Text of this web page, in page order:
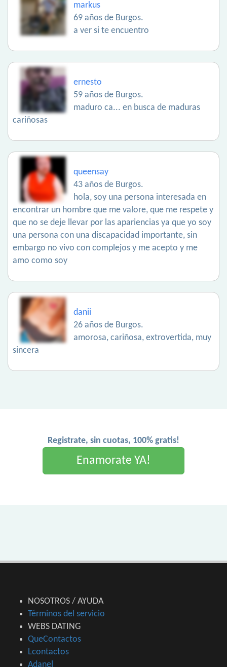
markus
69 años de Burgos.
a ver si te encuentro
ernesto
59 años de Burgos.
maduro ca... en busca de maduras
cariñosas
queensay
43 años de Burgos.
hola, soy una persona interesada en
encontrar un hombre que me valore, que me respete y
que no se deje llevar por las apariencias ya que yo soy
una persona con una discapacidad importante, sin
embargo no vivo con complejos y me acepto y me
amo como soy
danii
26 años de Burgos.
amorosa, cariñosa, extrovertida, muy
sincera
Registrate, sin cuotas, 100% gratis!
Enamorate YA!
NOSOTROS / AYUDA
Términos del servicio
WEBS DATING
QueContactos
Lcontactos
Adanel